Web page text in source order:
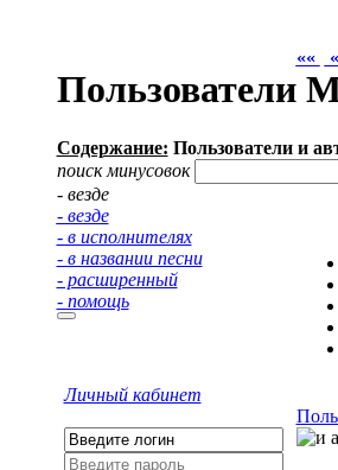
Пользователи
Содержание: Пользователи и
поиск минусовок
- везде
- везде
- в исполнителях
- в названии песни
- расширенный
- помощь
Личный кабинет
«« «
«« «